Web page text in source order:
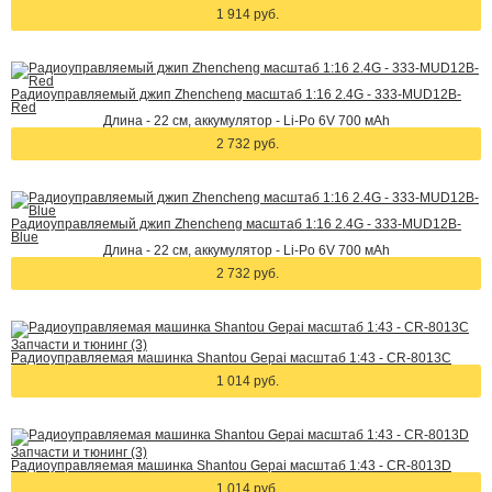
1 914 руб.
Радиоуправляемый джип Zhencheng масштаб 1:16 2.4G - 333-MUD12B-
Red
Длина - 22 см, аккумулятор - Li-Po 6V 700 мАh
2 732 руб.
Радиоуправляемый джип Zhencheng масштаб 1:16 2.4G - 333-MUD12B-
Blue
Длина - 22 см, аккумулятор - Li-Po 6V 700 мАh
2 732 руб.
Запчасти и тюнинг (3)
Радиоуправляемая машинка Shantou Gepai масштаб 1:43 - CR-8013C
1 014 руб.
Запчасти и тюнинг (3)
Радиоуправляемая машинка Shantou Gepai масштаб 1:43 - CR-8013D
1 014 руб.